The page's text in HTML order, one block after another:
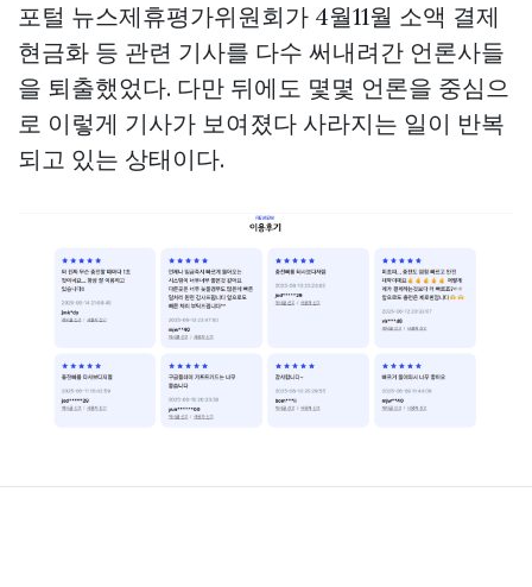
포털 뉴스제휴평가위원회가 4월11월 소액 결제
현금화 등 관련 기사를 다수 써내려간 언론사들
을 퇴출했었다. 다만 뒤에도 몇몇 언론을 중심으
로 이렇게 기사가 보여졌다 사라지는 일이 반복
되고 있는 상태이다.